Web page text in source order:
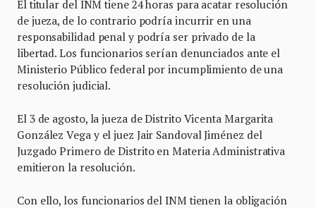
El titular del INM tiene 24 horas para acatar resolución
de jueza, de lo contrario podría incurrir en una
responsabilidad penal y podría ser privado de la
libertad. Los funcionarios serían denunciados ante el
Ministerio Público federal por incumplimiento de una
resolución judicial.
El 3 de agosto, la jueza de Distrito Vicenta Margarita
González Vega y el juez Jair Sandoval Jiménez del
Juzgado Primero de Distrito en Materia Administrativa
emitieron la resolución.
Con ello, los funcionarios del INM tienen la obligación